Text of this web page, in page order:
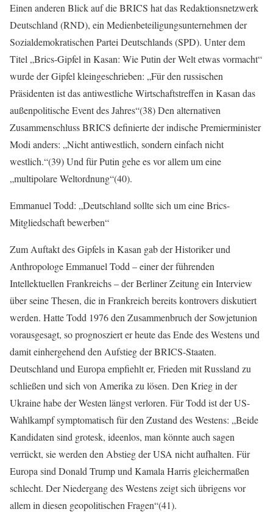
Einen anderen Blick auf die BRICS hat das Redaktionsnetzwerk
Deutschland (RND), ein Medienbeteiligungsunternehmen der
Sozialdemokratischen Partei Deutschlands (SPD). Unter dem
Titel „Brics-Gipfel in Kasan: Wie Putin der Welt etwas vormacht“
wurde der Gipfel kleingeschrieben: „Für den russischen
Präsidenten ist das antiwestliche Wirtschaftstreffen in Kasan das
außenpolitische Event des Jahres“(38) Den alternativen
Zusammenschluss BRICS definierte der indische Premierminister
Modi anders: „Nicht antiwestlich, sondern einfach nicht
westlich.“(39) Und für Putin gehe es vor allem um eine
„multipolare Weltordnung“(40).
Emmanuel Todd: „Deutschland sollte sich um eine Brics-
Mitgliedschaft bewerben“
Zum Auftakt des Gipfels in Kasan gab der Historiker und
Anthropologe Emmanuel Todd – einer der führenden
Intellektuellen Frankreichs – der Berliner Zeitung ein Interview
über seine Thesen, die in Frankreich bereits kontrovers diskutiert
werden. Hatte Todd 1976 den Zusammenbruch der Sowjetunion
vorausgesagt, so prognosziert er heute das Ende des Westens und
damit einhergehend den Aufstieg der BRICS-Staaten.
Deutschland und Europa empfiehlt er, Frieden mit Russland zu
schließen und sich von Amerika zu lösen. Den Krieg in der
Ukraine habe der Westen längst verloren. Für Todd ist der US-
Wahlkampf symptomatisch für den Zustand des Westens: „Beide
Kandidaten sind grotesk, ideenlos, man könnte auch sagen
verrückt, sie werden den Abstieg der USA nicht aufhalten. Für
Europa sind Donald Trump und Kamala Harris gleichermaßen
schlecht. Der Niedergang des Westens zeigt sich übrigens vor
allem in diesen geopolitischen Fragen“(41).